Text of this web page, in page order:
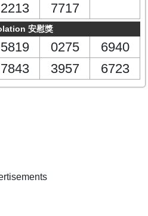
2213 7717
安慰獎
5819 0275
6940
7843 3957 6723